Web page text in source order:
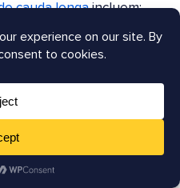
cauda longaincluem:
Google
de cauda longa
de ranquear um